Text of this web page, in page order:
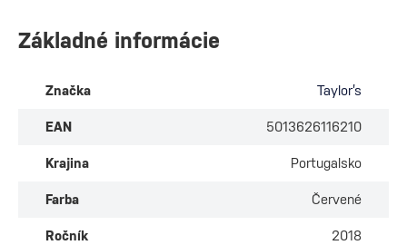
Základné informácie
Značka Taylor’s
EAN 5013626116210
Krajina Portugalsko
Farba Červené
Ročník 2018